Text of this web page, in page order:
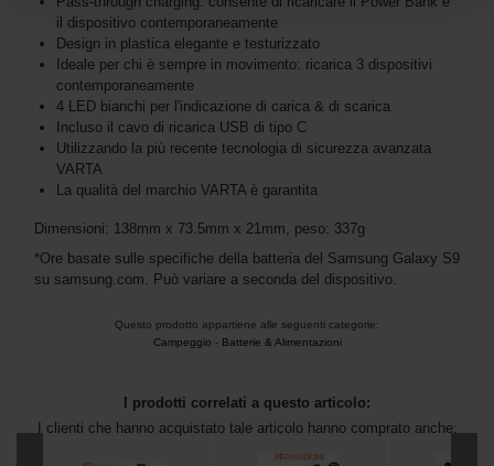
il dispositivo contemporaneamente
Design in plastica elegante e testurizzato
Ideale per chi è sempre in movimento: ricarica 3 dispositivi
contemporaneamente
4 LED bianchi per l'indicazione di carica & di scarica
Incluso il cavo di ricarica USB di tipo C
Utilizzando la più recente tecnologia di sicurezza avanzata
VARTA
La qualità del marchio VARTA è garantita
Dimensioni: 138mm x 73.5mm x 21mm, peso: 337g
*Ore basate sulle specifiche della batteria del Samsung Galaxy S9
su samsung.com. Può variare a seconda del dispositivo.
Questo prodotto appartiene alle seguenti categorie:
Campeggio - Batterie & Alimentazioni
I prodotti correlati a questo articolo:
I clienti che hanno acquistato tale articolo hanno comprato anche: